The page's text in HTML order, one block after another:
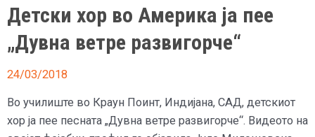
Детски хор во Америка ја пее
„Дувна ветре развигорче“
24/03/2018
Во училиште во Краун Поинт, Индијана, САД, детскиот
хор ја пее песната „Дувна ветре развигорче“. Видеото на